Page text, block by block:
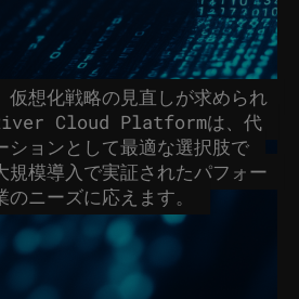
仮想化戦略の見直しが求められ
Cloud Platformは、代
ションとして最適な選択肢で
規模導入で実証されたパフォー
ニーズに応えます。